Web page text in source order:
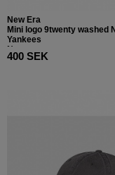
New Era
Mini logo 9twenty washed
Yankees
Navy
400 SEK